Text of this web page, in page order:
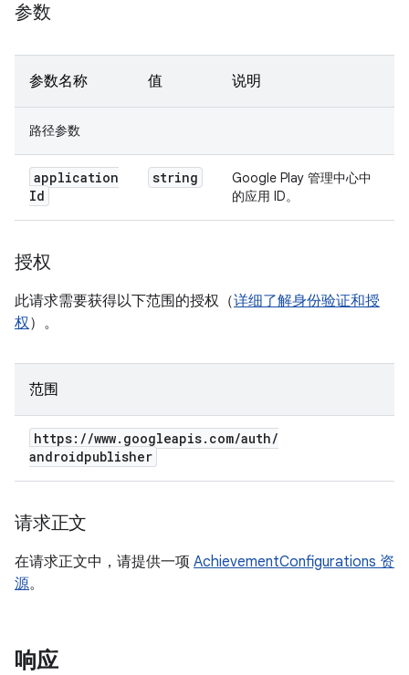
参数
参数名称 值 说明
路径参数
application
Id
string
Google Play 管理中心中
的应用 ID。
授权
此请求需要获得以下范围的授权（详细了解身份验证和授
权）。
范围
https: //www. googleapis. com/auth/
androidpublisher
请求正文
在请求正文中，请提供一项 AchievementConfigurations 资
源。
响应